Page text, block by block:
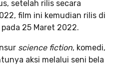
setelah rilis secara
film ini kemudian rilis di
25 Maret 2022.
science fiction, komedi,
aksi melalui seni bela